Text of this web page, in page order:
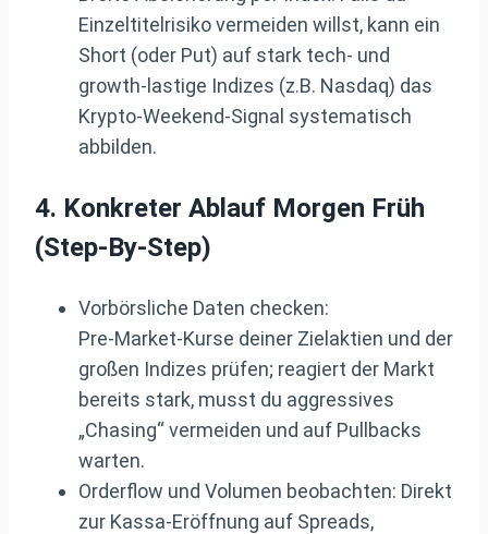
Einzeltitelrisiko vermeiden willst, kann ein
Short (oder Put) auf stark tech‑ und
growth‑lastige Indizes (z.B. Nasdaq) das
Krypto‑Weekend‑Signal systematisch
abbilden.
4. Konkreter Ablauf Morgen Früh
(Step-By-Step)
Vorbörsliche Daten checken:
Pre‑Market‑Kurse deiner Zielaktien und der
großen Indizes prüfen; reagiert der Markt
bereits stark, musst du aggressives
„Chasing“ vermeiden und auf Pullbacks
warten.
Orderflow und Volumen beobachten: Direkt
zur Kassa‑Eröffnung auf Spreads,